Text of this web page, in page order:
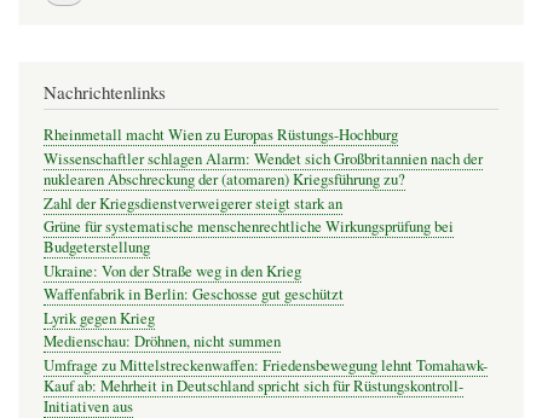
Nachrichtenlinks
Rheinmetall macht Wien zu Europas Rüstungs-Hochburg
Wissenschaftler schlagen Alarm: Wendet sich Großbritannien nach der
nuklearen Abschreckung der (atomaren) Kriegsführung zu?
Zahl der Kriegsdienstverweigerer steigt stark an
Grüne für systematische menschenrechtliche Wirkungsprüfung bei
Budgeterstellung
Ukraine: Von der Straße weg in den Krieg
Waffenfabrik in Berlin: Geschosse gut geschützt
Lyrik gegen Krieg
Medienschau: Dröhnen, nicht summen
Umfrage zu Mittelstreckenwaffen: Friedensbewegung lehnt Tomahawk-
Kauf ab: Mehrheit in Deutschland spricht sich für Rüstungskontroll-
Initiativen aus